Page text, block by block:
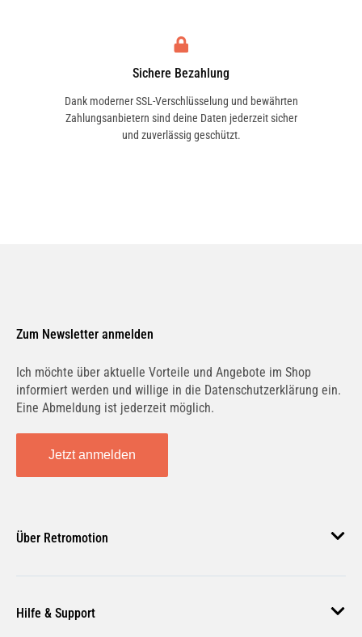
Sichere Bezahlung
Dank moderner SSL-Verschlüsselung und bewährten
Zahlungsanbietern sind deine Daten jederzeit sicher
und zuverlässig geschützt.
Zum Newsletter anmelden
Ich möchte über aktuelle Vorteile und Angebote im Shop
informiert werden und willige in die Datenschutzerklärung ein.
Eine Abmeldung ist jederzeit möglich.
Jetzt anmelden
Über Retromotion
Unsere Jobs
Hilfe & Support